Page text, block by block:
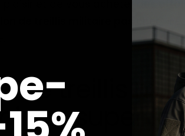
Il
de treillis
un super